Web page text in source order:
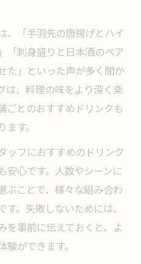
、「手羽先の唐揚げとハイ
「刺身盛りと日本酒のペア
た」といった声が多く聞か
は、料理の味をより深く楽
ごとのおすすめドリンクも
す。
ッフにおすすめのドリンク
安心です。人数やシーンに
ぶことで、様々な組み合わ
。失敗しないためには、
を事前に伝えておくと、よ
ができます。